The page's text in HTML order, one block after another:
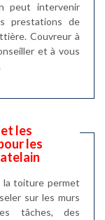
peut intervenir
prestations de
Couvreur à
et à vous
les
les
la toiture permet
sur les murs
tâches, des